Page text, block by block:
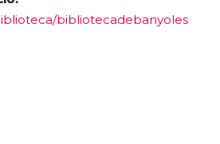
bibliotecadebanyoles